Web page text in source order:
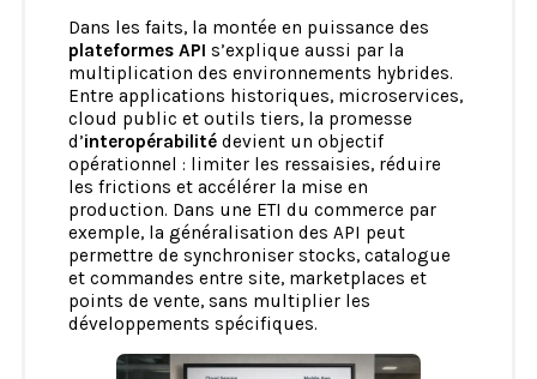
Dans les faits, la montée en puissance des
plateformes API s’explique aussi par la
multiplication des environnements hybrides.
Entre applications historiques, microservices,
cloud public et outils tiers, la promesse
d’interopérabilité devient un objectif
opérationnel : limiter les ressaisies, réduire
les frictions et accélérer la mise en
production. Dans une ETI du commerce par
exemple, la généralisation des API peut
permettre de synchroniser stocks, catalogue
et commandes entre site, marketplaces et
points de vente, sans multiplier les
développements spécifiques.